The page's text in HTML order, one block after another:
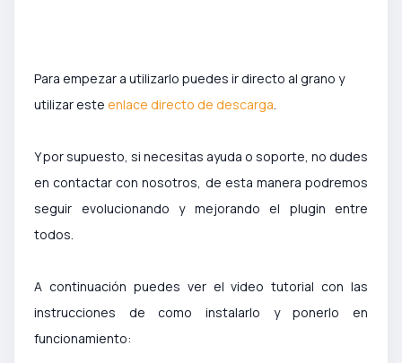
Para empezar a utilizarlo puedes ir directo al grano y
utilizar este enlace directo de descarga.
Y por supuesto, si necesitas ayuda o soporte, no dudes
en contactar con nosotros, de esta manera podremos
seguir evolucionando y mejorando el plugin entre
todos.
A continuación puedes ver el video tutorial con las
instrucciones de como instalarlo y ponerlo en
funcionamiento: